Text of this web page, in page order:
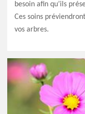
besoin afin qu’ils
Ces soins
vos arbres.